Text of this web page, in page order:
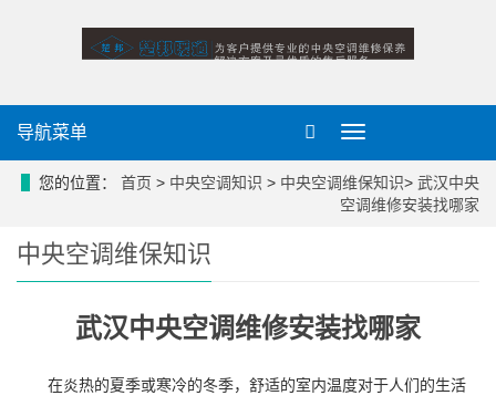
航
菜
单
导航菜单
您的位置： 首页 > 中央空调知识 > 中央空调维保知识> 武汉中央
空调维修安装找哪家
中央空调维保知识
武汉中央空调维修安装找哪家
在炎热的夏季或寒冷的冬季，舒适的室内温度对于人们的生活